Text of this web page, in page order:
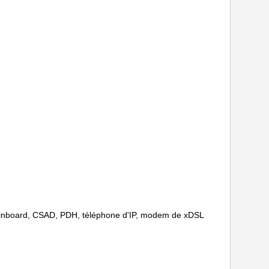
CSAD, PDH, téléphone d'IP, modem de xDSL